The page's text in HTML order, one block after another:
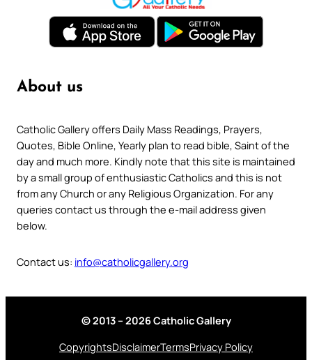
About us
Catholic Gallery offers Daily Mass Readings, Prayers,
Quotes, Bible Online, Yearly plan to read bible, Saint of the
day and much more. Kindly note that this site is maintained
by a small group of enthusiastic Catholics and this is not
from any Church or any Religious Organization. For any
queries contact us through the e-mail address given
below.
Contact us: info@catholicgallery.org
© 2013 – 2026 Catholic Gallery
CopyrightsDisclaimerTermsPrivacy Policy